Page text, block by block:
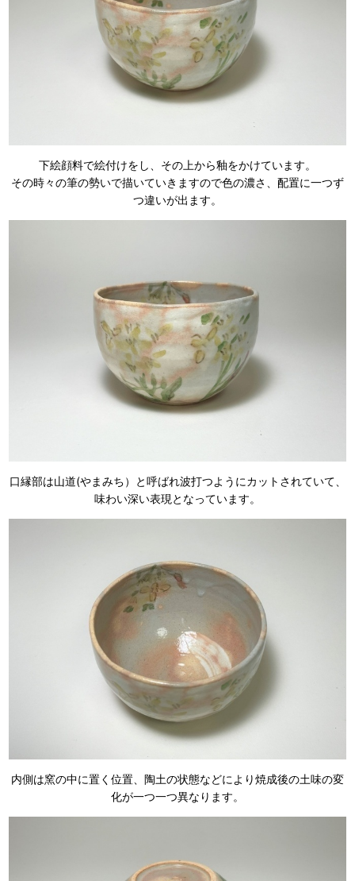
下絵顔料で絵付けをし、その上から釉をかけています。
その時々の筆の勢いで描いていきますので色の濃さ、配置に一つず
つ違いが出ます。
口縁部は山道(やまみち）と呼ばれ波打つようにカットされていて、
味わい深い表現となっています。
内側は窯の中に置く位置、陶土の状態などにより焼成後の土味の変
化が一つ一つ異なります。